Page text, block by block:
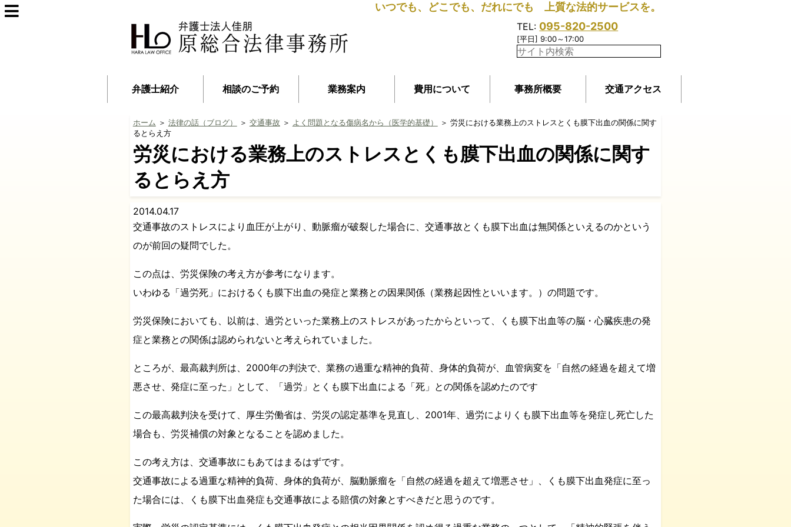
いつでも、どこでも、だれにでも 上質な法的サービスを。
TEL: 095-820-2500
[平日] 9:00～17:00
弁護士紹介 相談のご予約 業務案内 費用について 事務所概要 交通アクセス
ホーム ＞ 法律の話（ブログ） ＞ 交通事故 ＞ よく問題となる傷病名から（医学的基礎）
＞ 労災における業務上のストレスとくも膜下出血の関係に関す
るとらえ方
労災における業務上のストレスとくも膜下出血の関係に関す
るとらえ方
2014.04.17
交通事故のストレスにより血圧が上がり、動脈瘤が破裂した場合に、交通事故とくも膜下出血は無関係といえるのかという
のが前回の疑問でした。
この点は、労災保険の考え方が参考になります。
いわゆる「過労死」におけるくも膜下出血の発症と業務との因果関係（業務起因性といいます。）の問題です。
労災保険においても、以前は、過労といった業務上のストレスがあったからといって、くも膜下出血等の脳・心臓疾患の発
症と業務との関係は認められないと考えられていました。
ところが、最高裁判所は、2000年の判決で、業務の過重な精神的負荷、身体的負荷が、血管病変を「自然の経過を超えて増
悪させ、発症に至った」として、「過労」とくも膜下出血による「死」との関係を認めたのです
この最高裁判決を受けて、厚生労働省は、労災の認定基準を見直し、2001年、過労によりくも膜下出血等を発症し死亡した
場合も、労災補償の対象となることを認めました。
この考え方は、交通事故にもあてはまるはずです。
交通事故による過重な精神的負荷、身体的負荷が、脳動脈瘤を「自然の経過を超えて増悪させ」、くも膜下出血発症に至っ
た場合には、くも膜下出血発症も交通事故による賠償の対象とすべきだと思うのです。